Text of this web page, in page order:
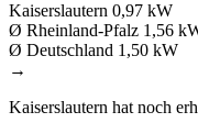
Kaiserslautern 0,97 kW
Ø Rheinland-Pfalz 1,56
Ø Deutschland 1,50 kW
→
Kaiserslautern hat noch